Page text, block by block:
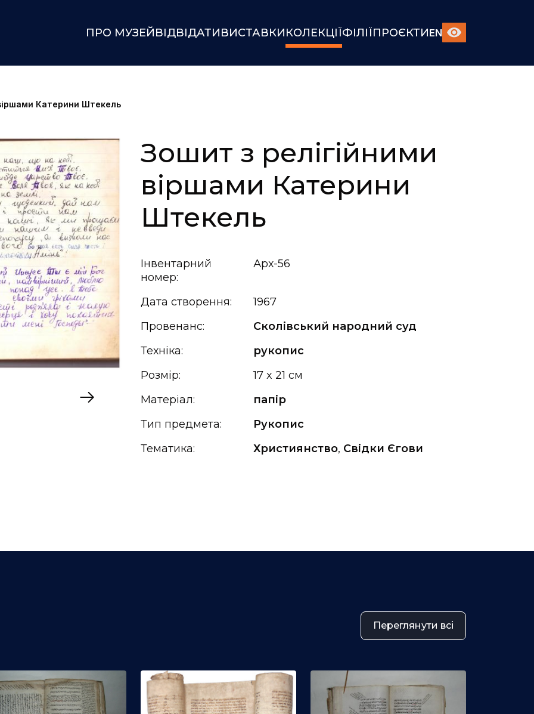
ПРО МУЗЕЙВІДВІДАТИВИСТАВКИКОЛЕКЦІЇФІЛІЇПРОЄКТИEN
Катерини Штекель
Зошит з релігійними
віршами Катерини
Штекель
Інвентарний
номер:
Арх-56
Дата створення:
1967
Провенанс:
Сколівський народний суд
Техніка:
рукопис
Розмір:
17 x 21 см
Матеріал:
папір
Тип предмета:
Рукопис
Тематика:
Християнство, Свідки Єгови
Переглянути всі